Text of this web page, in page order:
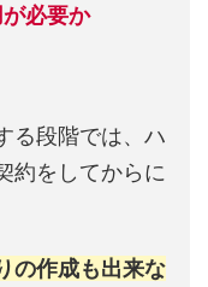
必要か
る段階では、ハ
約をしてからに
の作成も出来な